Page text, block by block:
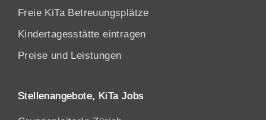
Freie KiTa Betreuungsplätze
Kindertagesstätte eintragen
Preise und Leistungen
Stellenangebote, KiTa Jobs